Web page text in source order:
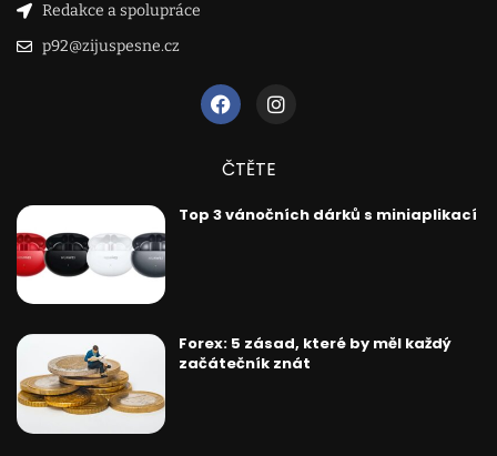
Redakce a spolupráce
p92@zijuspesne.cz
ČTĚTE
Top 3 vánočních dárků s miniaplikací
Forex: 5 zásad, které by měl každý
začátečník znát